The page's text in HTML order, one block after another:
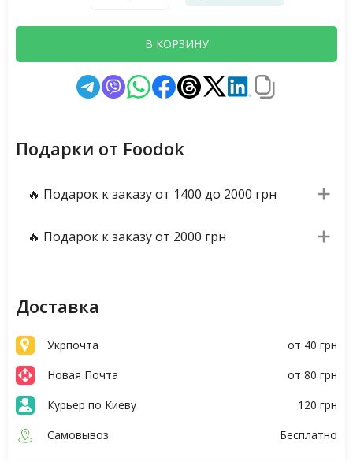
В КОРЗИНУ
Подарки от Foodok
🔥 Подарок к заказу от 1400 до 2000 грн
🔥 Подарок к заказу от 2000 грн
Доставка
Укрпочта
от 40 грн
Новая Почта
от 80 грн
Курьер по Киеву
120 грн
Самовывоз
Бесплатно